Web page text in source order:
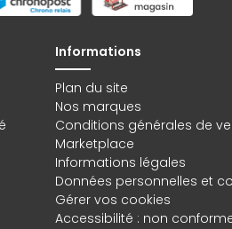
Informations
Plan du site
Nos marques
Conditions générales de
Marketplace
Informations légales
Données personnelles et
Gérer vos cookies
Accessibilité : non